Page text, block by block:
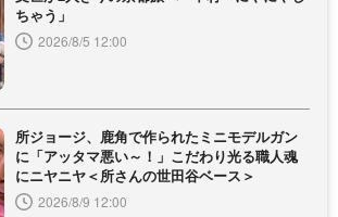
ちゃう」
2026/8/5 12:00
所ジョージ、鹿角で作られたミニモデルガン
に「アッタマ悪い～！」こだわり光る職人魂
にニヤニヤ＜所さんの世田谷ベース＞
2026/8/9 12:00